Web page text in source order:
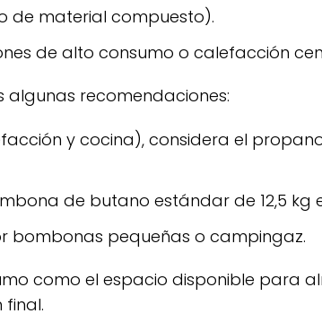
de material compuesto).
de alto consumo o calefacción
algunas recomendaciones:
y cocina), considera el
de butano estándar de 12,5 kg
bombonas pequeñas o campingaz.
final.